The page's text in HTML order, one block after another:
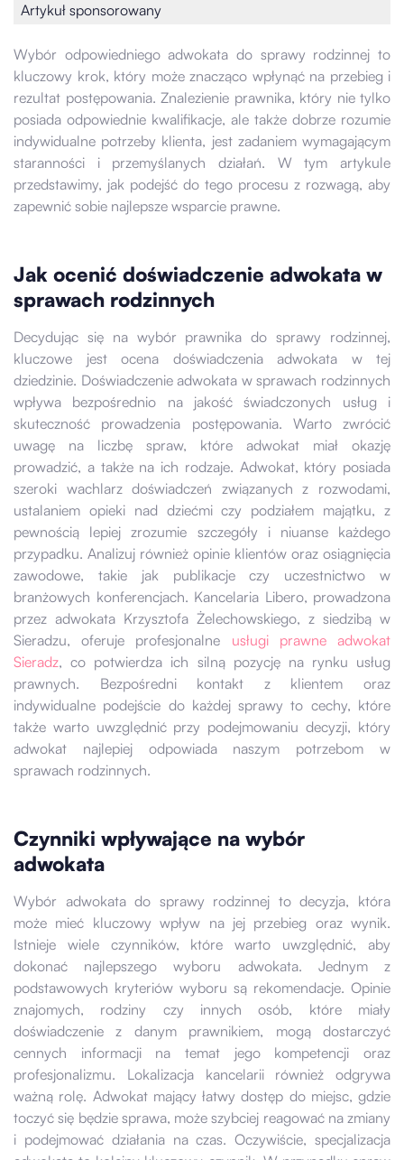
Artykuł sponsorowany
Wybór odpowiedniego adwokata do sprawy rodzinnej to
kluczowy krok, który może znacząco wpłynąć na przebieg i
rezultat postępowania. Znalezienie prawnika, który nie tylko
posiada odpowiednie kwalifikacje, ale także dobrze rozumie
indywidualne potrzeby klienta, jest zadaniem wymagającym
staranności i przemyślanych działań. W tym artykule
przedstawimy, jak podejść do tego procesu z rozwagą, aby
zapewnić sobie najlepsze wsparcie prawne.
Jak ocenić doświadczenie adwokata w
sprawach rodzinnych
Decydując się na wybór prawnika do sprawy rodzinnej,
kluczowe jest ocena doświadczenia adwokata w tej
dziedzinie. Doświadczenie adwokata w sprawach rodzinnych
wpływa bezpośrednio na jakość świadczonych usług i
skuteczność prowadzenia postępowania. Warto zwrócić
uwagę na liczbę spraw, które adwokat miał okazję
prowadzić, a także na ich rodzaje. Adwokat, który posiada
szeroki wachlarz doświadczeń związanych z rozwodami,
ustalaniem opieki nad dziećmi czy podziałem majątku, z
pewnością lepiej zrozumie szczegóły i niuanse każdego
przypadku. Analizuj również opinie klientów oraz osiągnięcia
zawodowe, takie jak publikacje czy uczestnictwo w
branżowych konferencjach. Kancelaria Libero, prowadzona
przez adwokata Krzysztofa Żelechowskiego, z siedzibą w
Sieradzu, oferuje profesjonalne usługi prawne adwokat
Sieradz, co potwierdza ich silną pozycję na rynku usług
prawnych. Bezpośredni kontakt z klientem oraz
indywidualne podejście do każdej sprawy to cechy, które
także warto uwzględnić przy podejmowaniu decyzji, który
adwokat najlepiej odpowiada naszym potrzebom w
sprawach rodzinnych.
Czynniki wpływające na wybór
adwokata
Wybór adwokata do sprawy rodzinnej to decyzja, która
może mieć kluczowy wpływ na jej przebieg oraz wynik.
Istnieje wiele czynników, które warto uwzględnić, aby
dokonać najlepszego wyboru adwokata. Jednym z
podstawowych kryteriów wyboru są rekomendacje. Opinie
znajomych, rodziny czy innych osób, które miały
doświadczenie z danym prawnikiem, mogą dostarczyć
cennych informacji na temat jego kompetencji oraz
profesjonalizmu. Lokalizacja kancelarii również odgrywa
ważną rolę. Adwokat mający łatwy dostęp do miejsc, gdzie
toczyć się będzie sprawa, może szybciej reagować na zmiany
i podejmować działania na czas. Oczywiście, specjalizacja